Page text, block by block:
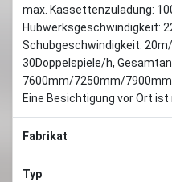
max. Kassettenzuladung:
Hubwerksgeschwindigkeit:
Schubgeschwindigkeit:
30Doppelspiele/h,
7600mm/7250mm/
Eine Besichtigung vor Ort ist
Fabrikat
Typ